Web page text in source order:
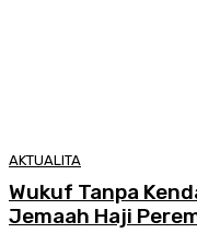
AKTUALITA
Wukuf Tanpa
Jemaah Haji